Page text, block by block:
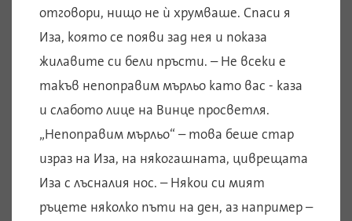
отговори, нищо не ѝ хрумваше. Спаси я
Иза, която се появи зад нея и показа
жилавите си бели пръсти. – Не всеки е
такъв непоправим мърльо като вас - каза
и слабото лице на Винце просветля.
„Непоправим мърльо“ – това беше стар
израз на Иза, на някогашната, циврещата
Иза с лъсналия нос. – Някои си мият
ръцете няколко пъти на ден, аз например –